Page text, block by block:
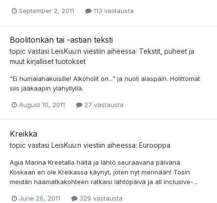
September 2, 2011 113 vastausta
Boolitonkan tai -astian teksti
topic vastasi LeisKuu:n viestiin aiheessa: Tekstit, puheet ja
muut kirjalliset tuotokset
"Ei humalahakuisille! Alkoholit on..." ja nuoli alaspäin. Holittomat
siis jääkaapin ylähyllyllä.
August 10, 2011 27 vastausta
Kreikka
topic vastasi LeisKuu:n viestiin aiheessa: Eurooppa
Agia Marina Kreetalla häitä ja lähtö seuraavana päivänä
Koskaan en ole Kreikassa käynyt, joten nyt mennään! Tosin
meidän häämatkakohteen ratkaisi lähtöpäivä ja all inclusive-...
June 26, 2011 329 vastausta